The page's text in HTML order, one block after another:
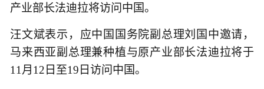
产业部长法迪拉将访问中国。
汪文斌表示，应中国国务院副总理刘国中邀请，
马来西亚副总理兼种植与原产业部长法迪拉将于
11月12日至19日访问中国。